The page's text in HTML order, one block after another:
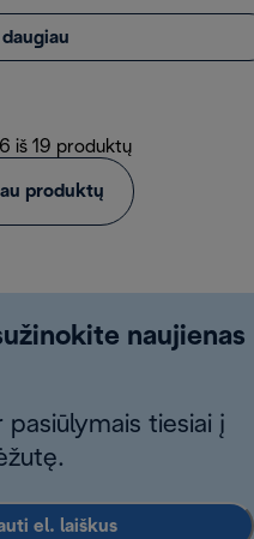
iš 19 produktų
produktų
naujienas
pasiūlymais tiesiai į
el. laiškus